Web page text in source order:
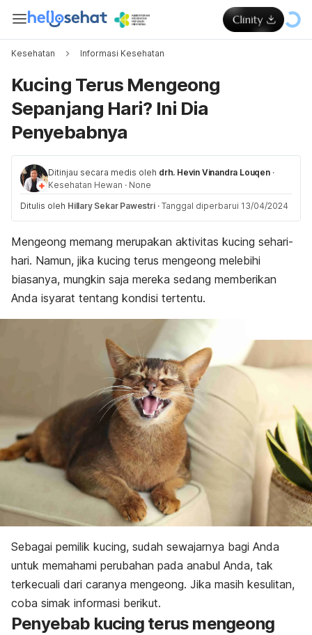
Kesehatan Informasi Kesehatan
Kucing Terus Mengeong
Sepanjang Hari? Ini Dia
Penyebabnya
Ditinjau secara medis oleh drh. Hevin Vinandra Louqen ·
Kesehatan Hewan · None
Ditulis oleh Hillary Sekar Pawestri · Tanggal diperbarui 13/04/2024
Mengeong memang merupakan aktivitas kucing sehari-
hari. Namun, jika kucing terus mengeong melebihi
biasanya, mungkin saja mereka sedang memberikan
Anda isyarat tentang kondisi tertentu.
Sebagai pemilik kucing, sudah sewajarnya bagi Anda
untuk memahami perubahan pada anabul Anda, tak
terkecuali dari caranya mengeong. Jika masih kesulitan,
coba simak informasi berikut.
Penyebab kucing terus mengeong